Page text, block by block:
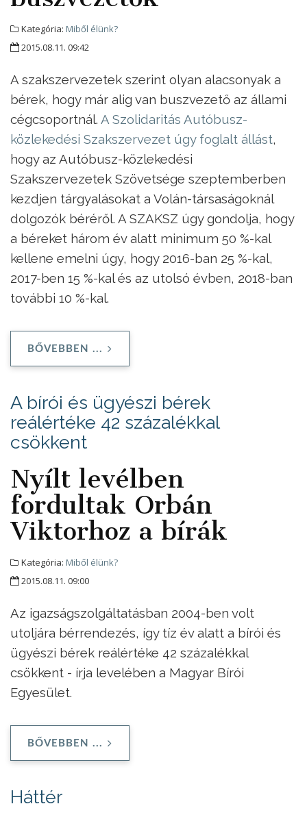
Kategória: Miből élünk?
2015.08.11. 09:42
A szakszervezetek szerint olyan alacsonyak a
bérek, hogy már alig van buszvezető az állami
cégcsoportnál. A Szolidaritás Autóbusz-
közlekedési Szakszervezet úgy foglalt állást,
hogy az Autóbusz-közlekedési
Szakszervezetek Szövetsége szeptemberben
kezdjen tárgyalásokat a Volán-társaságoknál
dolgozók béréről. A SZAKSZ úgy gondolja, hogy
a béreket három év alatt minimum 50 %-kal
kellene emelni úgy, hogy 2016-ban 25 %-kal,
2017-ben 15 %-kal és az utolsó évben, 2018-ban
további 10 %-kal.
BŐVEBBEN ...
A bírói és ügyészi bérek
reálértéke 42 százalékkal
csökkent
Nyílt levélben
fordultak Orbán
Viktorhoz a bírák
Kategória: Miből élünk?
2015.08.11. 09:00
Az igazságszolgáltatásban 2004-ben volt
utoljára bérrendezés, így tíz év alatt a bírói és
ügyészi bérek reálértéke 42 százalékkal
csökkent - írja levelében a Magyar Bírói
Egyesület.
BŐVEBBEN ...
Háttér